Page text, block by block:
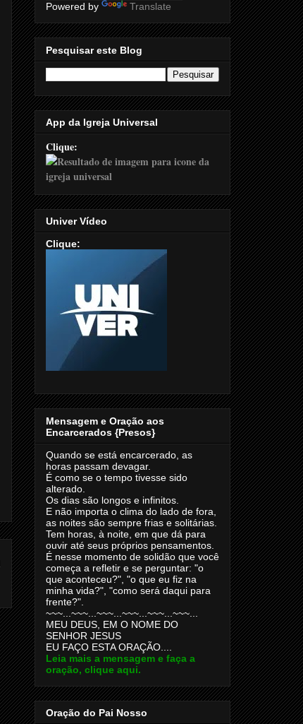
Powered by Translate
Pesquisar este Blog
App da Igreja Universal
Clique:
Univer Vídeo
Clique:
Mensagem e Oração aos
Encarcerados {Presos}
Quando se está encarcerado, as
horas passam devagar.
É como se o tempo tivesse sido
alterado.
Os dias são longos e infinitos.
E não importa o clima do lado de fora,
as noites são sempre frias e solitárias.
Tem horas, à noite, em que dá para
ouvir até seus próprios pensamentos.
É nesse momento de solidão que você
começa a refletir e se perguntar: "o
que aconteceu?", "o que eu fiz na
minha vida?", "como será daqui para
frente?".
~~~...~~~...~~~...~~~...~~~...~~~...
MEU DEUS, EM O NOME DO
SENHOR JESUS
EU FAÇO ESTA ORAÇÃO....
Leia mais a mensagem e faça a
oração, clique aqui.
Oração do Pai Nosso